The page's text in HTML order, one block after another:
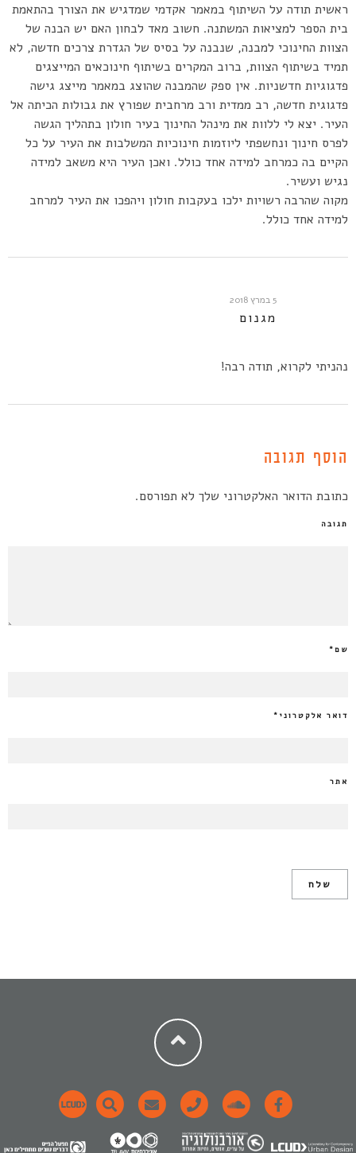
ראשית תודה על השיתוף במאמר אקדמי שמדגיש את הצורך בהתאמת
בית הספר למציאות המשתנה. חשוב מאד לבחון האם יש הבנה של
הצוות החינוכי למבנה, שנבנה על בסיס של הגדרת צרכים חדשה, לא
תמיד בשיתוף הצוות, ברוב המקרים בשיתוף חינוכאים המייצגים
פדגוגיות חדשניות. אין ספק שהמבנה שהוצג במאמר מייצג גישה
פדגוגית חדשה, רב ממדית ורב מרחבית שפורץ את גבולות הכיתה אל
העיר. יצא לי ללוות את מינהל החינוך בעיר חולון בתהליך הגשה
לפרס חינוך ונחשפתי ליוזמות חינוכיות המשלבות את העיר על כל
הקיים בה כמרחב למידה אחד כולל. ואכן העיר היא משאב למידה
נגיש ועשיר.
מקוה שהרבה רשויות ילכו בעקבות חולון ויהפכו את העיר למרחב
למידה אחד כולל.
5 במרץ 2018
מגנום
נהניתי לקרוא, תודה רבה!
הוסף תגובה
כתובת הדואר האלקטרוני שלך לא תפורסם.
תגובה
שם*
דואר אלקטרוני *
אתר